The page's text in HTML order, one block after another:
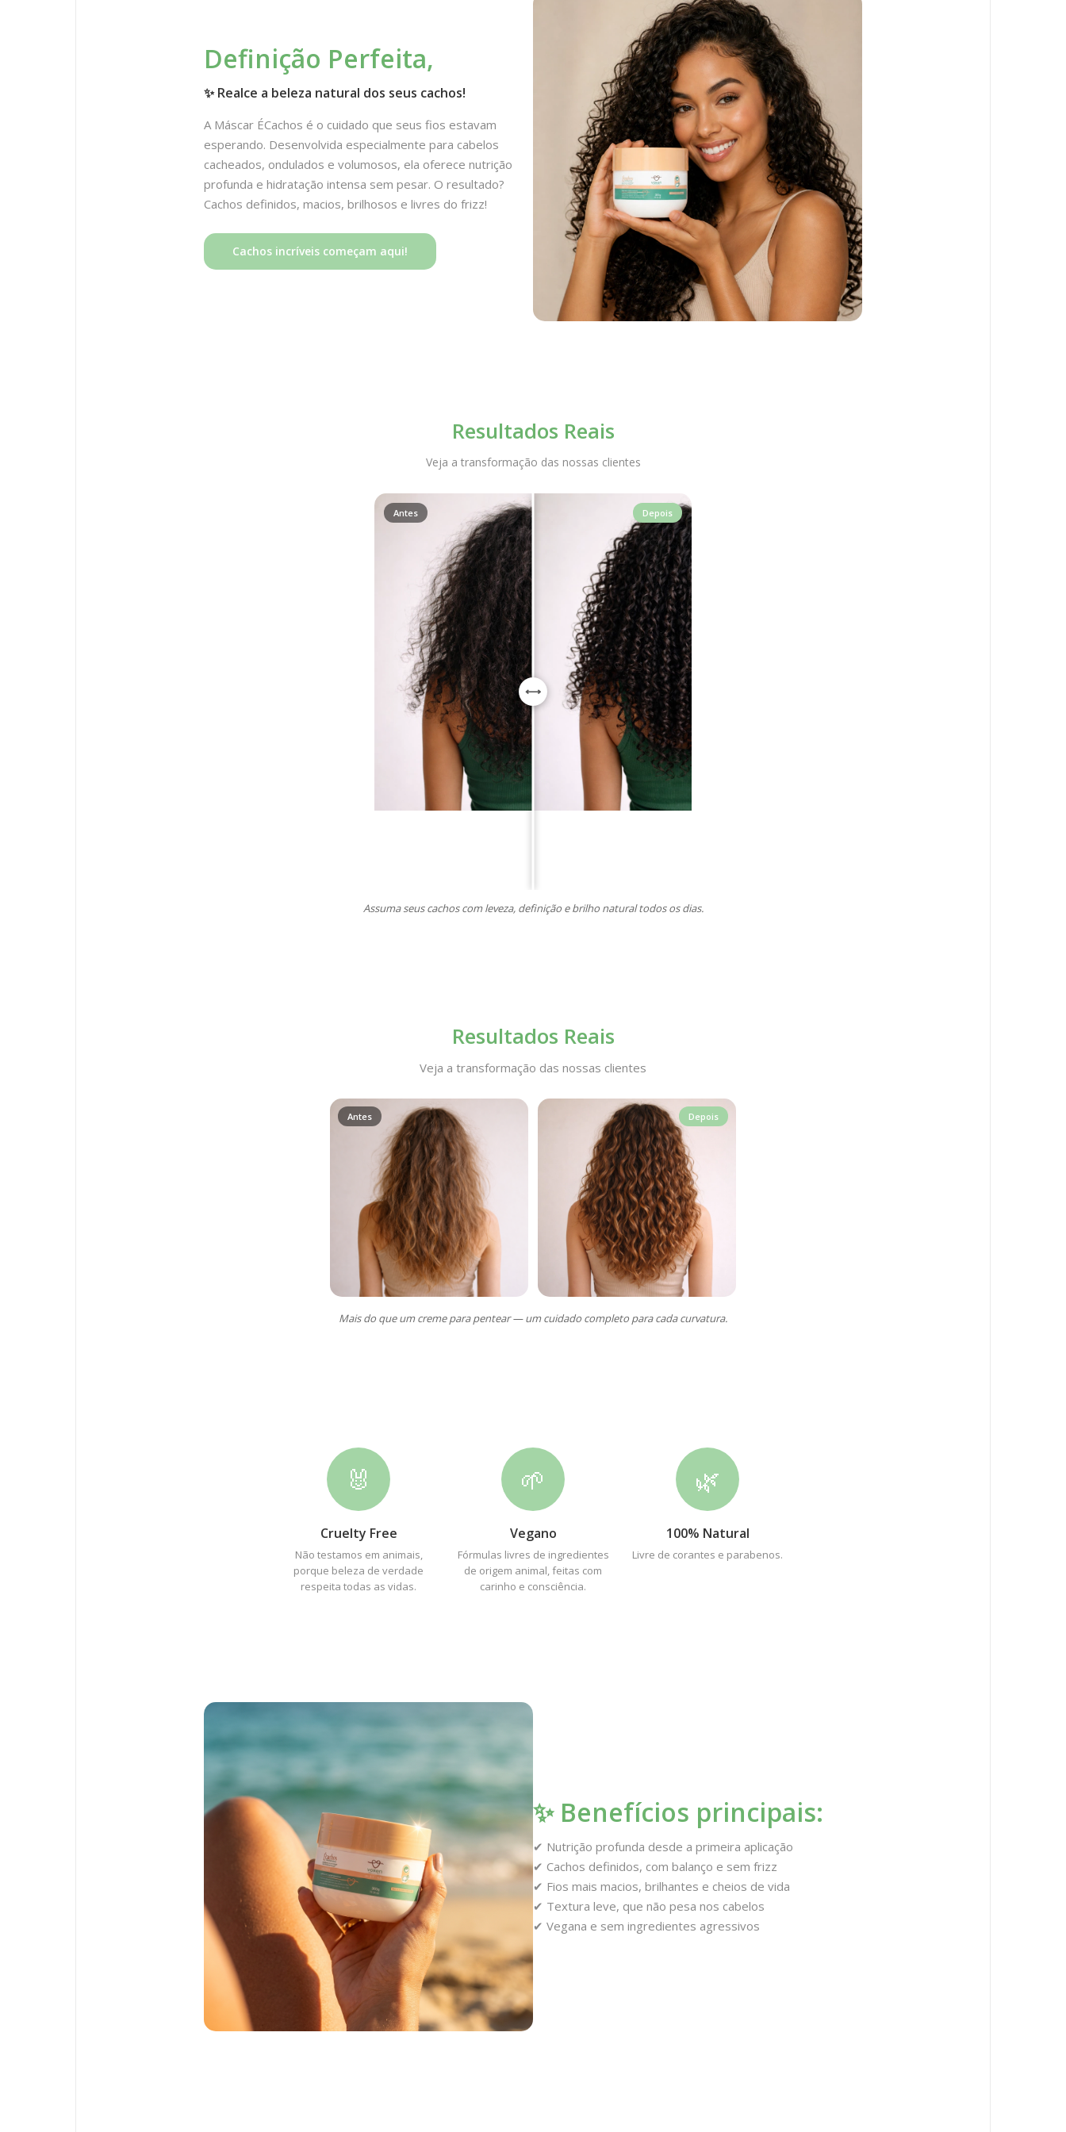
Definição Perfeita,
✨ Realce a beleza natural dos seus cachos!
A Máscar ÉCachos é o cuidado que seus fios estavam
esperando. Desenvolvida especialmente para cabelos
cacheados, ondulados e volumosos, ela oferece nutrição
profunda e hidratação intensa sem pesar. O resultado?
Cachos definidos, macios, brilhosos e livres do frizz!
Cachos incríveis começam aqui!
Resultados Reais
Veja a transformação das nossas clientes
Antes Depois
⟷
Assuma seus cachos com leveza, definição e brilho natural todos os dias.
Resultados Reais
Veja a transformação das nossas clientes
Antes Depois
Mais do que um creme para pentear — um cuidado completo para cada curvatura.
🐰
Cruelty Free
Não testamos em animais,
porque beleza de verdade
respeita todas as vidas.
🌱
Vegano
Fórmulas livres de ingredientes
de origem animal, feitas com
carinho e consciência.
🌿
100% Natural
Livre de corantes e parabenos.
✨ Benefícios principais:
✔ Nutrição profunda desde a primeira aplicação
✔ Cachos definidos, com balanço e sem frizz
✔ Fios mais macios, brilhantes e cheios de vida
✔ Textura leve, que não pesa nos cabelos
✔ Vegana e sem ingredientes agressivos